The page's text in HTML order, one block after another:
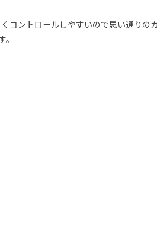
コントロールしやすいので思い通りの